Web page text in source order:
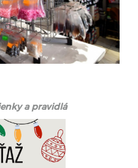
a pravidlá